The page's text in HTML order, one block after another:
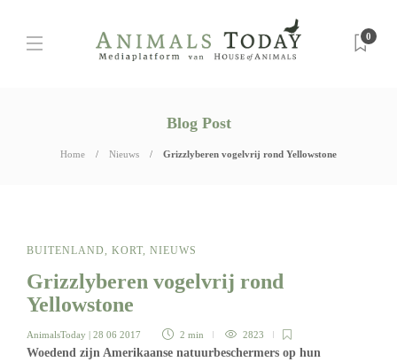
0
Blog Post
Home Nieuws Grizzlyberen vogelvrij rond Yellowstone
BUITENLAND, KORT, NIEUWS
Grizzlyberen vogelvrij rond
Yellowstone
AnimalsToday | 28 06 2017 2 min 2823
Woedend zijn Amerikaanse natuurbeschermers op hun